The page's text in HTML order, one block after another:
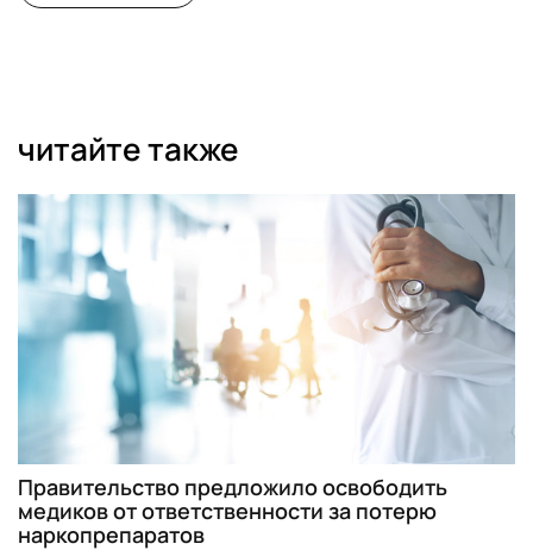
читайте также
Правительство предложило освободить
медиков от ответственности за потерю
наркопрепаратов